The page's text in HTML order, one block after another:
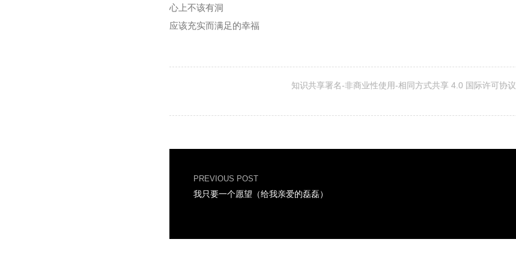
心上不该有洞
应该充实而满足的幸福
知识共享署名-非商业性使用-相同方式共享 4.0 国际许可协议
PREVIOUS POST
我只要一个愿望（给我亲爱的磊磊）